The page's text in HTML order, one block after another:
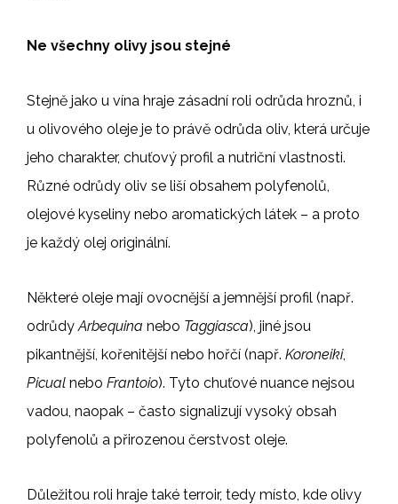
Ne všechny olivy jsou stejné
Stejně jako u vína hraje zásadní roli odrůda hroznů, i
u olivového oleje je to právě odrůda oliv, která určuje
jeho charakter, chuťový profil a nutriční vlastnosti.
Různé odrůdy oliv se liší obsahem polyfenolů,
olejové kyseliny nebo aromatických látek – a proto
je každý olej originální.
Některé oleje mají ovocnější a jemnější profil (např.
odrůdyArbequina nebo Taggiasca), jiné jsou
pikantnější, kořenitější nebo hořčí (např. Koroneiki,
Picual nebo Frantoio). Tyto chuťové nuance nejsou
vadou, naopak – často signalizují vysoký obsah
polyfenolů a přirozenou čerstvost oleje.
Důležitou roli hraje také terroir, tedy místo, kde olivy